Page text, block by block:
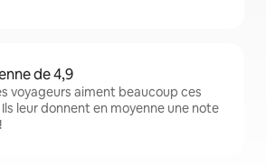
de 4,9
voyageurs aiment beaucoup ces
leur donnent en moyenne une note